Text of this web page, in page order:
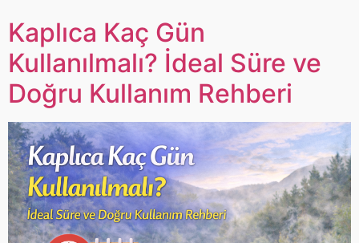
Kaplıca Kaç Gün
Kullanılmalı? İdeal Süre ve
Doğru Kullanım Rehberi